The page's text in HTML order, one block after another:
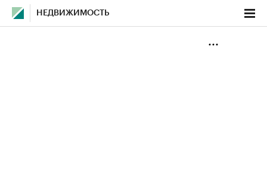
НЕДВИЖИМОСТЬ